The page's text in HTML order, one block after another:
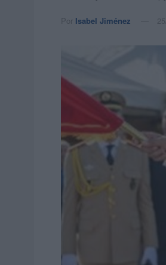
Por Isabel Jiménez